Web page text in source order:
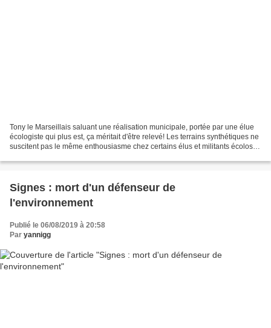
Tony le Marseillais saluant une réalisation municipale, portée par une élue
écologiste qui plus est, ça méritait d'être relevé! Les terrains synthétiques ne
suscitent pas le même enthousiasme chez certains élus et militants écolos,
Signes : mort d'un défenseur de
l'environnement
Publié le 06/08/2019 à 20:58
Par yannigg